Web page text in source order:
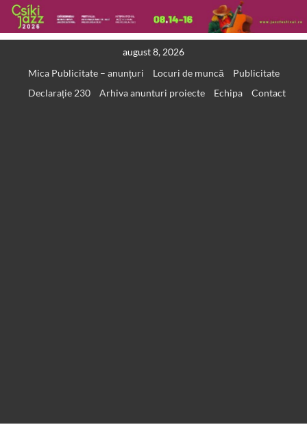
august 8, 2026
Mica Publicitate – anunțuri
Locuri de muncă
Publicitate
Declarație 230
Arhiva anunturi proiecte Echipa Contact